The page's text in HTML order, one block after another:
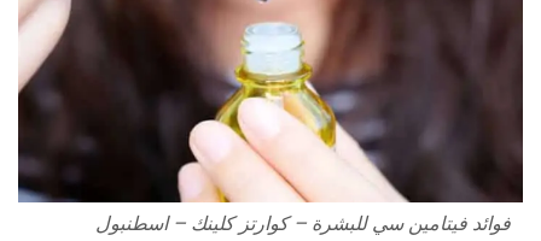
فوائد فيتامين سي للبشرة – كوارتز كلينك – اسطنبول